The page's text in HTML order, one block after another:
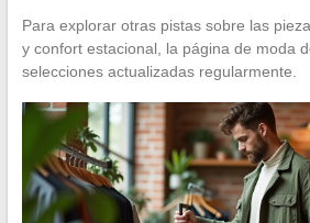
Para explorar otras pistas sobre las
y confort estacional, la página de moda
selecciones actualizadas regularmente.